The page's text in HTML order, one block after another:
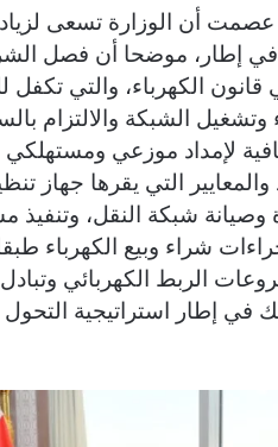
عصمت أن الوزارة تسعى
إطار، موضحا أن فصل
الكهرباء، والتي تكفل
الشبكة والالتزام
لإمداد موزعي ومستهلكي
التي يقرها جهاز
وصيانة شبكة النقل، وتنفيذ
شراء وبيع الكهرباء
الربط الكهربائي
في إطار استراتيجية